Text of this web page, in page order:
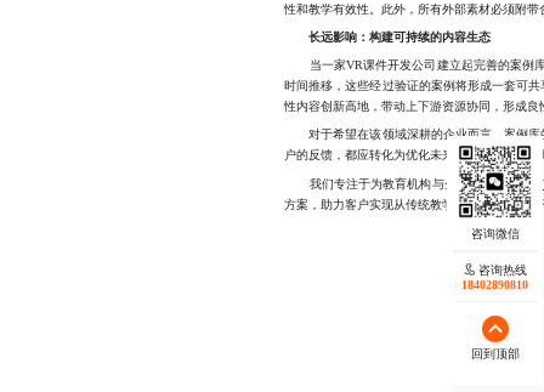
性和教学有效性。此外，所有外部素材必须附
长远影响：构建可持续的内容生态
当一家VR课件开发公司建立起完善的案例库
时间推移，这些经过验证的案例将形成一套可
性内容创新高地，带动上下游资源协同，形成良
对于希望在该领域深耕的企业而言，案例库
户的反馈，都应转化为优化未来的输入。唯有
我们专注于为教育机构与企业提供高质量
方案，助力客户实现从传统教学到数字化体验
咨询热线
18402890810
回到顶部